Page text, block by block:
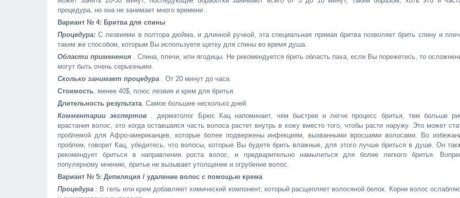
процедура, но она не занимает много времени .
Вариант № 4: Бритва для спины
Процедура: С лезвиями в полтора дюйма, и длинной ручкой, эта специальная прямая бритва позволяет брить спину и
таким же способом, которым Вы используете щетку для спины во время душа.
Области применения . Спина, плечи, или ягодицы. Не рекомендуется брить область паха, если Вы порежетесь, то
могут быть очень серьезными.
Сколько занимает процедура . От 20 минут до часа.
Стоимость. менее 40$, плюс лезвия и крем для бритья.
Длительность результата. Самое большее несколько дней.
Комментарии экспертов . дерматолог Брюс Кац напоминает, чем быстрее и легче процесс бритья, тем больше
врастания волос, это когда оставшаяся часть волоса растет внутрь в кожу вместо того, чтобы расти наружу. Это может
проблемой для Афро-американцев, которые более подвержены инфекциям, вызванными вросшими волосами. Во
проблем, говорит Кац, убедитесь, что волосы, которые Вы будете брить влажные, для этого лучше бриться в душе. Он
рекомендует бриться в направлении роста волос, и предварительно намылиться для более легкого бритья.
популярному мнению, бритье не вызывает утолщение и огрубение волос.
Вариант № 5: Депиляция / удаление волос с помощью крема
Процедура : В гель или крем добавляют химический компонент, который расщепляет волосяной белок. Корни волос